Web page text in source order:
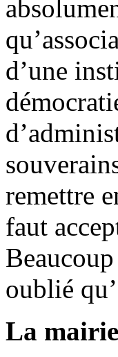
d’une
remettre
faut
oublié
La